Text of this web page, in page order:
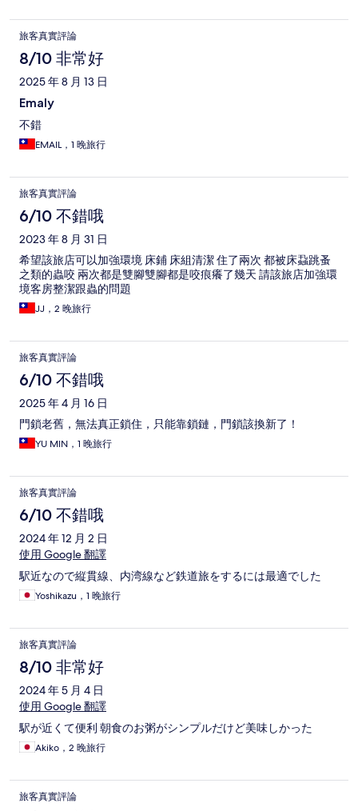
旅客真實評論
8/10 非常好
2025 年 8 月 13 日
Emaly
不錯
EMAIL，1 晚旅行
旅客真實評論
6/10 不錯哦
2023 年 8 月 31 日
希望該旅店可以加強環境 床鋪 床組清潔 住了兩次 都被床蝨跳蚤
之類的蟲咬 兩次都是雙腳雙腳都是咬痕癢了幾天 請該旅店加強環
境客房整潔跟蟲的問題
JJ，2 晚旅行
旅客真實評論
6/10 不錯哦
2025 年 4 月 16 日
門鎖老舊，無法真正鎖住，只能靠鎖鏈，門鎖該換新了！
YU MIN，1 晚旅行
旅客真實評論
6/10 不錯哦
2024 年 12 月 2 日
使用 Google 翻譯
駅近なので縦貫線、内湾線など鉄道旅をするには最適でした
Yoshikazu，1 晚旅行
旅客真實評論
8/10 非常好
2024 年 5 月 4 日
使用 Google 翻譯
駅が近くて便利 朝食のお粥がシンプルだけど美味しかった
Akiko，2 晚旅行
旅客真實評論